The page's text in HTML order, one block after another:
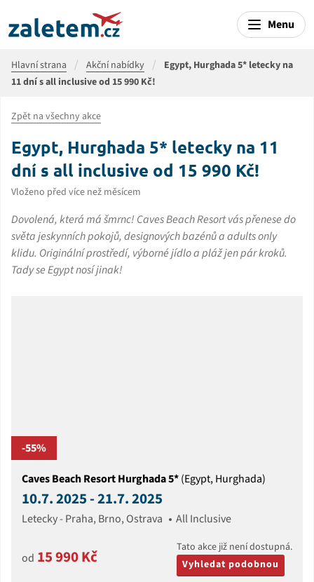
Menu
Hlavní strana Akční nabídky
Egypt, Hurghada 5* letecky na
11 dní s all inclusive od 15 990 Kč!
Zpět na všechny akce
Egypt, Hurghada 5* letecky na 11
dní s all inclusive od 15 990 Kč!
Vloženo před více než měsícem
Dovolená, která má šmrnc! Caves Beach Resort vás přenese do
světa jeskynních pokojů, designových bazénů a adults only
klidu. Originální prostředí, výborné jídlo a pláž jen pár kroků.
Tady se Egypt nosí jinak!
-55%
Caves Beach Resort Hurghada 5*(Egypt, Hurghada)
10.7. 2025 - 21.7. 2025
Letecky - Praha, Brno, Ostrava All Inclusive
od 15 990 Kč
Tato akce již není dostupná.
Vyhledat podobnou